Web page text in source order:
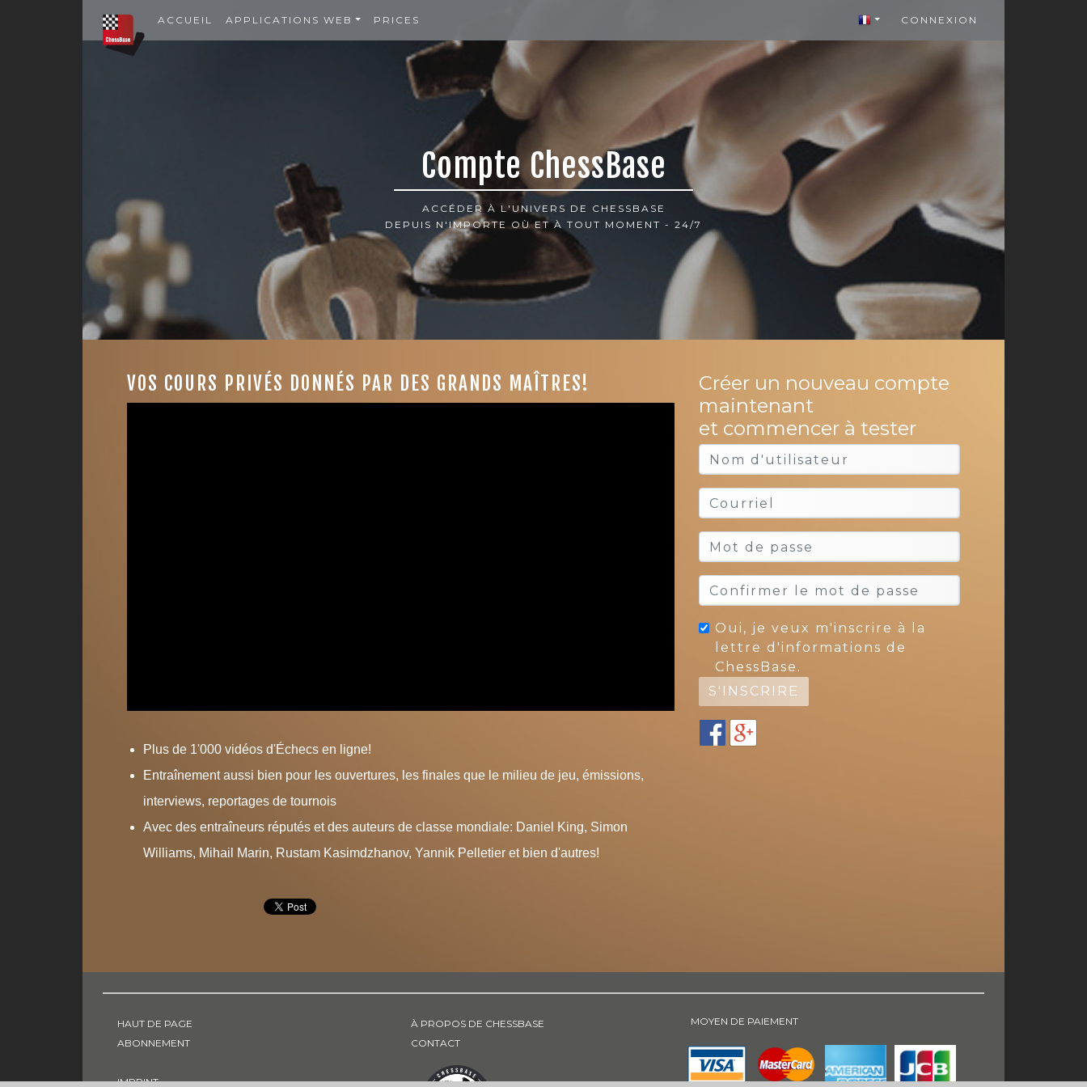
ACCUEIL APPLICATIONS WEB PRICES CONNEXION
Compte ChessBase
ACCÉDER À L'UNIVERS DE CHESSBASE
DEPUIS N'IMPORTE OÙ ET À TOUT MOMENT - 24/7
VOS COURS PRIVÉS DONNÉS PAR DES GRANDS MAÎTRES!
Plus de 1'000 vidéos d'Échecs en ligne!
Entraînement aussi bien pour les ouvertures, les finales que le milieu de jeu, émissions,
interviews, reportages de tournois
Avec des entraîneurs réputés et des auteurs de classe mondiale: Daniel King, Simon
Williams, Mihail Marin, Rustam Kasimdzhanov, Yannik Pelletier et bien d'autres!
Créer un nouveau compte
maintenant
et commencer à tester
Oui, je veux m'inscrire à la
lettre d'informations de
ChessBase.
HAUT DE PAGE
ABONNEMENT
IMPRINT
À PROPOS DE CHESSBASE
CONTACT
MOYEN DE PAIEMENT